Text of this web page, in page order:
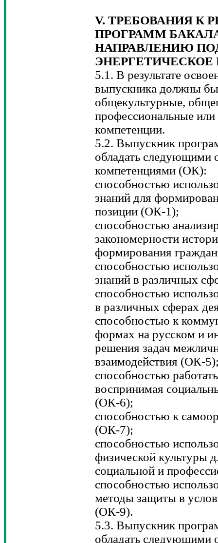
V. ТРЕБОВАНИЯ К
ПРОГРАММ
НАПРАВЛЕНИЮ
5.1. В результате
выпускника должны
общекультурные,
профессиональные
компетенции.
5.2. Выпускник
обладать следующими
компетенциями (ОК):
способностью
знаний для
позиции (ОК-1);
способностью
закономерности
формирования
способностью
знаний в различных
способностью
в различных сферах
способностью к
формах на русском и
решения задач
взаимодействия (ОК-
способностью
воспринимая
(ОК-6);
способностью к
(ОК-7);
способностью
физической культуры
социальной и
способностью
методы защиты в
(ОК-9).
5.3. Выпускник
обладать следующими